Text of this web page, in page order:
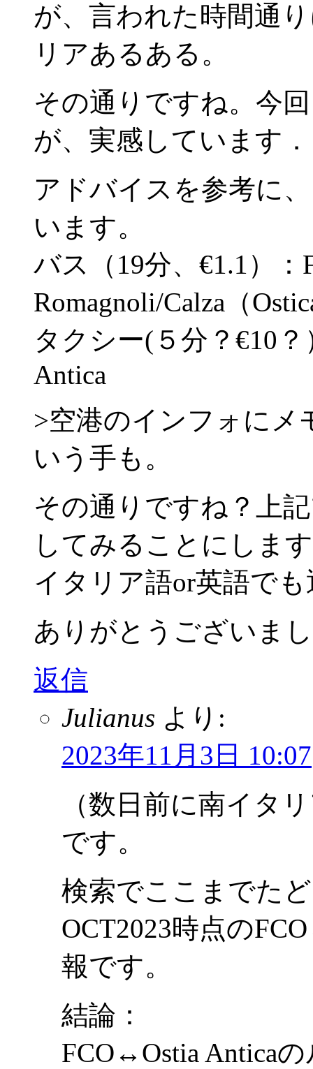
が、言われた時間通
リアあるある。
その通りですね。今
が、実感しています
アドバイスを参考に
います。
バス（19分、€1.1
Romagnoli/Calza（
タクシー(５分？€10
Antica
>空港のインフォにメ
いう手も。
その通りですね？上
してみることにしま
イタリア語or英語で
ありがとうございま
返信
Julianus より:
2023年11月3日 10:07
（数日前に南イタ
です。
検索でここまでた
OCT2023時点の
報です。
結論：
FCO↔Ostia Antica